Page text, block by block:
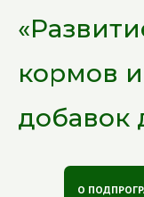
кормов
добавок
О